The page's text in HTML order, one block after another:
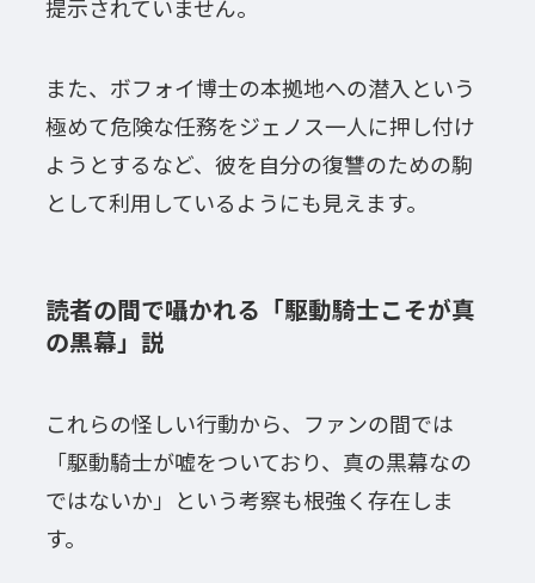
提示されていません。
また、ボフォイ博士の本拠地への潜入という
極めて危険な任務をジェノス一人に押し付け
ようとするなど、彼を自分の復讐のための駒
として利用しているようにも見えます。
読者の間で囁かれる「駆動騎士こそが真
の黒幕」説
これらの怪しい行動から、ファンの間では
「駆動騎士が嘘をついており、真の黒幕なの
ではないか」という考察も根強く存在しま
す。